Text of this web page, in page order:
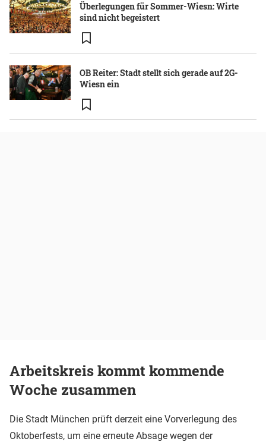
Überlegungen für Sommer-Wiesn: Wirte
sind nicht begeistert
OB Reiter: Stadt stellt sich gerade auf 2G-
Wiesn ein
Arbeitskreis kommt kommende
Woche zusammen
Die Stadt München prüft derzeit eine Vorverlegung des
Oktoberfests, um eine erneute Absage wegen der